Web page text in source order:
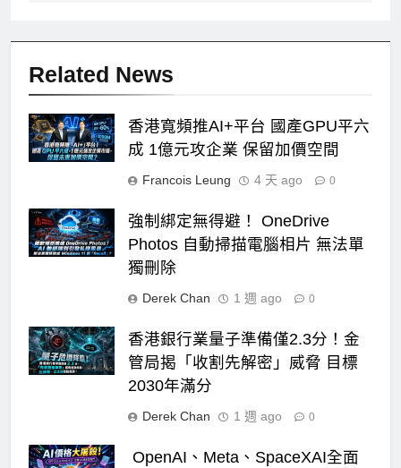
Related News
香港寬頻推AI+平台 國產GPU平六
成 1億元攻企業 保留加價空間
Francois Leung 4 天 ago 0
強制綁定無得避！ OneDrive
Photos 自動掃描電腦相片 無法單
獨刪除
Derek Chan 1 週 ago 0
香港銀行業量子準備僅2.3分！金
管局揭「收割先解密」威脅 目標
2030年滿分
Derek Chan 1 週 ago 0
OpenAI、Meta、SpaceXAI全面